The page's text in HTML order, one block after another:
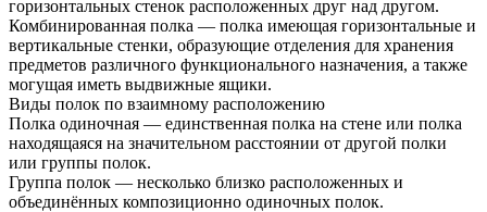
горизонтальных стенок расположенных друг над другом.
Комбинированная полка — полка имеющая горизонтальные и
вертикальные стенки, образующие отделения для хранения
предметов различного функционального назначения, а также
могущая иметь выдвижные ящики.
Виды полок по взаимному расположению
Полка одиночная — единственная полка на стене или полка
находящаяся на значительном расстоянии от другой полки
или группы полок.
Группа полок — несколько близко расположенных и
объединённых композиционно одиночных полок.